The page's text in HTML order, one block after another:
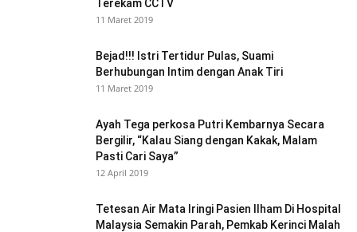
Terekam CCTV
11 Maret 2019
Bejad!!! Istri Tertidur Pulas, Suami
Berhubungan Intim dengan Anak Tiri
11 Maret 2019
Ayah Tega perkosa Putri Kembarnya Secara
Bergilir, “Kalau Siang dengan Kakak, Malam
Pasti Cari Saya”
12 April 2019
Tetesan Air Mata Iringi Pasien Ilham Di Hospital
Malaysia Semakin Parah, Pemkab Kerinci Malah